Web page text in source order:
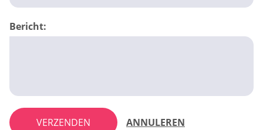
Bericht:
VERZENDEN ANNULEREN